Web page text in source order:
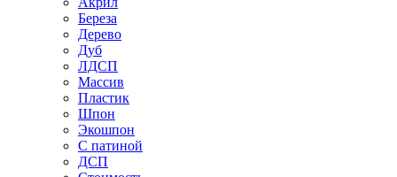
Береза
Дерево
Дуб
ЛДСП
Массив
Пластик
Шпон
Экошпон
С патиной
ДСП